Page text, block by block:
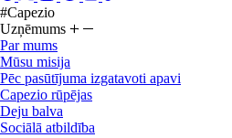
#Capezio
Uzņēmums
Par mums
Mūsu misija
Pēc pasūtījuma izgatavoti apavi
Capezio rūpējas
Deju balva
Sociālā atbildība